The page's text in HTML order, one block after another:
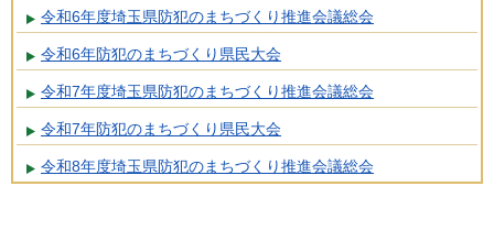
令和6年度埼玉県防犯のまちづくり推進会議総会
令和6年防犯のまちづくり県民大会
令和7年度埼玉県防犯のまちづくり推進会議総会
令和7年防犯のまちづくり県民大会
令和8年度埼玉県防犯のまちづくり推進会議総会